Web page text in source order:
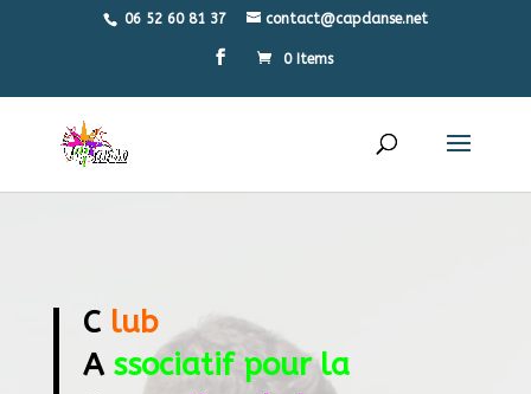
06 52 60 81 37 contact@capdanse.net
0 Items
C lub
A ssociatif pour la